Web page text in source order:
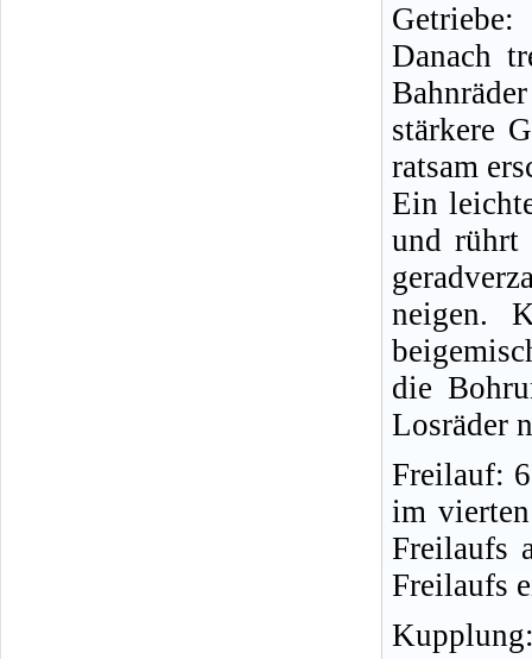
Danach
stärkere
ratsam
Ein
und rührt
neigen.
die
Losräder
Freilauf:
im
Freilaufs
Freilaufs